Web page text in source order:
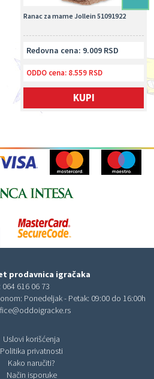
Ranac za mame Jollein 51091922
Redovna cena: 9.009 RSD
ODDO cena: 8.559 RSD
KUPI
prodavnica igračaka
064 616 06 73
Ponedeljak - Petak: 09:00 do 16:00h
Uslovi korišćenja
Politika privatnosti
Kako naručiti?
Način isporuke